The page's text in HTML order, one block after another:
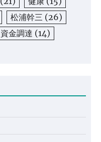
松浦幹三 (26)
資金調達 (14)